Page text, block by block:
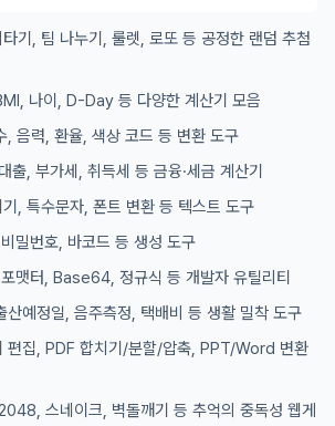
기, 팀 나누기, 룰렛, 로또 등 공정한 랜덤 추첨
나이, D-Day 등 다양한 계산기 모음
, 음력, 환율, 색상 코드 등 변환 도구
출, 부가세, 취득세 등 금융·세금 계산기
, 특수문자, 폰트 변환 등 텍스트 도구
밀번호, 바코드 등 생성 도구
맷터, Base64, 정규식 등 개발자 유틸리티
산예정일, 음주측정, 택배비 등 생활 밀착 도구
편집, PDF 합치기/분할/압축, PPT/Word 변환
스네이크, 벽돌깨기 등 추억의 중독성 웹게